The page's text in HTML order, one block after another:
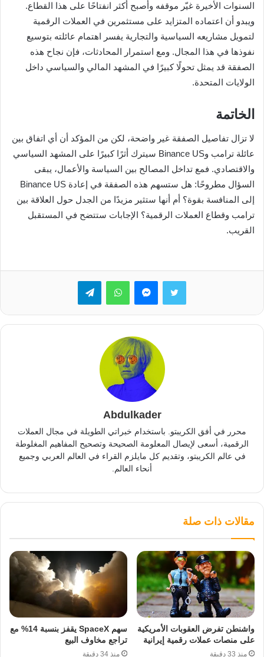
السنوات الأخيرة غيّر موقفه وأصبح أكثر انفتاحًا على هذا القطاع.
ويبدو أن اعتماده المتزايد على مستثمرين في العملات الرقمية
لتمويل مشاريعه السياسية والتجارية يفسر اهتمام عائلته بتوسيع
نفوذها في هذا المجال. ومع استمرار المحادثات، فإن نجاح هذه
الصفقة قد يمثل تحولًا كبيرًا في المشهد المالي والسياسي داخل
الولايات المتحدة.
الخاتمة
لا تزال تفاصيل الصفقة غير واضحة، لكن من المؤكد أن أي اتفاق بين
عائلة ترامب وBinance US سيترك أثرًا كبيرًا على المشهد السياسي
والاقتصادي. فمع تداخل المصالح بين السياسة والأعمال، يبقى
السؤال مطروحًا: هل ستسهم هذه الصفقة في إعادة Binance US
إلى المنافسة بقوة؟ أم أنها ستثير مزيدًا من الجدل حول العلاقة بين
ترامب وقطاع العملات الرقمية؟ الإجابات ستتضح في المستقبل
القريب.
تويتر ماسنجرواتساب تيلقرام
Abdulkader
محرر في أفق الكريبتو. باستخدام خبراتي الطويلة في مجال العملات
الرقمية، أسعى لإيصال المعلومة الصحيحة وتصحيح المفاهيم المغلوطة
في عالم الكريبتو، وتقديم كل مايلزم القراء في العالم العربي وجميع
أنحاء العالم.
مقالات ذات صلة
واشنطن تفرض العقوبات الأمريكية
على منصات عملات رقمية إيرانية
منذ 33 دقيقة
سهم SpaceX يقفز بنسبة 14% مع
تراجع مخاوف البيع
منذ 34 دقيقة